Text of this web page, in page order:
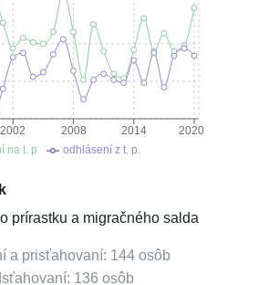
2002 2008 2014 2020
na t. p odhlásení z t. p.
prírastku a migračného salda
a prisťahovaní: 144 osôb
136 osôb